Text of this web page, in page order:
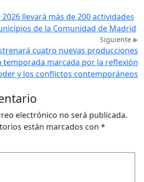
llevará más de 200 actividades
de la Comunidad de Madrid
Siguiente
cuatro nuevas producciones
temporada marcada por la reflexión
y los conflictos contemporáneos
electrónico no será publicada.
están marcados con *